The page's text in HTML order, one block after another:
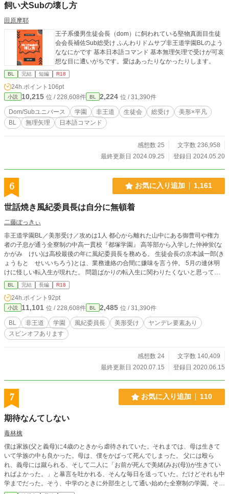
飼い犬Subの壊し方
田原摩耶
王子系優男生徒会長（dom）に飼われている堅物真面目生徒
会会長補佐Sub総受け ふんわりドムサブ非王道学園BLのよう
ななにかです 基本日本語コマンド 基本無理矢理で受けが可哀
想な目に遭いがちです。愛はあったりなかったりします。
BL 完結 短編 R18
24h.ポイント 106pt
小説 10,215 位 / 228,608件 BL 2,224 位 / 31,390件
Dom/Subユニバース 学園 非王道 生徒会 総受け
美形×平凡
BL
無理矢理 日本語コマンド
感想数 25
文字数 236,958
最終更新日 2024.09.25
登録日 2024.05.20
6 お気に入り追加 1,161
世話焼き風紀委員長は自分に無頓着
二藤ぽっきぃ
非王道学園BL／美形受け／攻めは1人 都心から離れた山中にある御曹司や権力
者の子息が通う全寮制の中高一貫校『都塚学園』 高等部から入学した仲神蛍(な
かがみ けい)は高校最後の年に風紀委員長を務める。 生徒会長の京本誠一郎(き
ょうもと せいいちろう)とは、業務連絡の合間に嫌味を言う仲。 5月の連休明
けに怪しい転入生が現れた。 問題ばかりの転入生に関わりたくないと思ってい
たが、慕ってくれる後輩、風紀書記の蜂須賀流星(はちすか りゅうせい)が巻き
込まれる______ 「学園で終わる恋愛なんて、してたまるか。どうせ政略結婚が
待っているのに……」 ______________ 「俺は1年の頃にお前に一目惚れし
た、長期戦のつもりが邪魔が入ったからな。結婚を前提に恋人になれ。」 「俺
がするんで、蛍様は身を任せてくれたらいいんすよ。これからもずっと一緒っす
よ♡」 ♢♦︎ ♢♦︎ ♢♦︎ ♢♦︎ ♢♦︎ ♢♦︎ ♢ 初投稿作品です。 誤字脱字の報告や、アドバ
イス、感想などお待ちしております。 毎日20時と23時に投稿予定です。
BL 完結 長編 R18
24h.ポイント 92pt
小説 11,101 位 / 228,608件 BL 2,485 位 / 31,390件
BL 非王道 学園 風紀委員長 美形受け
ヤンデレ要素あり
スピンオフあります
感想数 24
文字数 140,409
最終更新日 2020.07.15
登録日 2020.06.15
7 お気に入り追加 110
期待なんてしない
毒林檎
僕は家族(父と義母)に4歳のときから虐待されていた。それまでは、母は生きて
いて学族の中も良かった。母は、僕をかばって死んでしまった。 父には殴ら
れ、義母には蹴られる、そして二人に「お前が死んで美緒(みお(母))が生きてい
ればよかった。」と暴言を吐かれる、そんな毎日を送っていた。だけどそれも中
学までだった。そう、中学のときに外部生として通い始めた全寮制の学園。その
学園の名は、『蒼波羅学園(あおはらがくえん)』。それから４年が経って高校に